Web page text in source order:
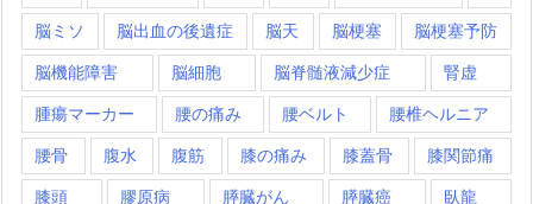
脳ミソ 脳出血の後遺症 脳天 脳梗塞 脳梗塞予防
脳機能障害 脳細胞 脳脊髄液減少症 腎虚
腫瘍マーカー 腰の痛み 腰ベルト 腰椎ヘルニア
腰骨 腹水 腹筋 膝の痛み 膝蓋骨 膝関節痛
膝頭 膠原病 膵臓がん 膵臓癌 臥龍